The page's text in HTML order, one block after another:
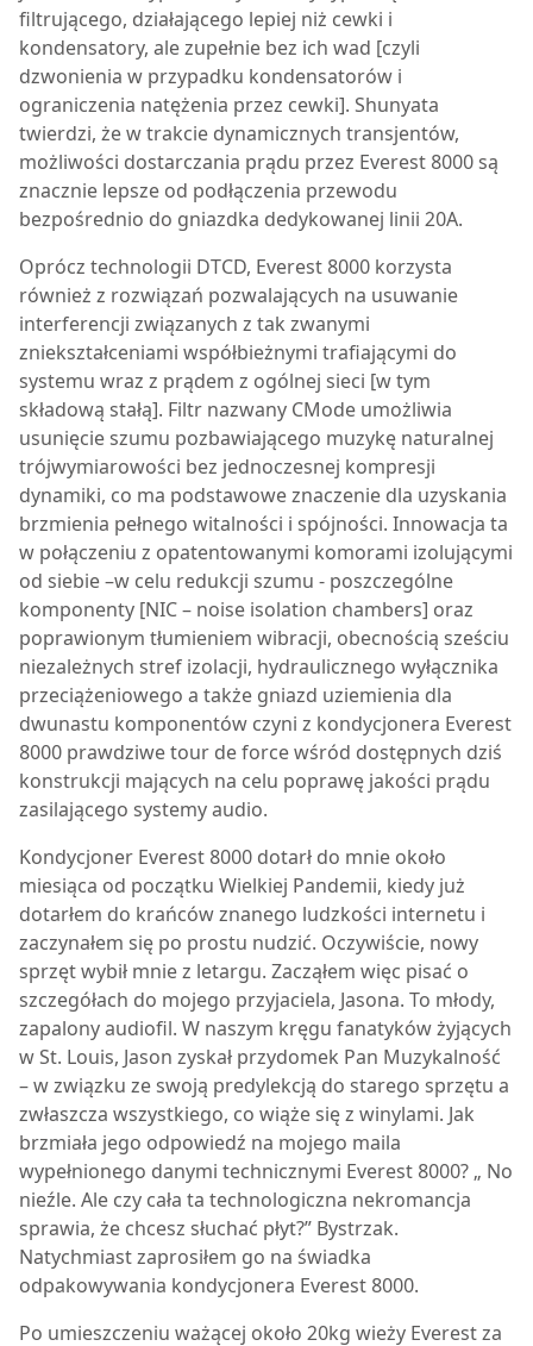
filtrującego, działającego lepiej niż cewki i
kondensatory, ale zupełnie bez ich wad [czyli
dzwonienia w przypadku kondensatorów i
ograniczenia natężenia przez cewki]. Shunyata
twierdzi, że w trakcie dynamicznych transjentów,
możliwości dostarczania prądu przez Everest 8000są
znacznie lepsze od podłączenia przewodu
bezpośrednio do gniazdka dedykowanej linii 20A.
Oprócz technologii DTCD, Everest 8000 korzysta
również z rozwiązań pozwalających na usuwanie
interferencji związanych z tak zwanymi
zniekształceniami współbieżnymi trafiającymi do
systemu wraz z prądem z ogólnej sieci [w tym
składową stałą]. Filtr nazwany CMode umożliwia
usunięcie szumu pozbawiającego muzykę naturalnej
trójwymiarowości bez jednoczesnej kompresji
dynamiki, co ma podstawowe znaczenie dla uzyskania
brzmienia pełnego witalności i spójności. Innowacja ta
w połączeniu z opatentowanymi komorami izolującymi
od siebie –w celu redukcji szumu - poszczególne
komponenty [NIC – noise isolation chambers] oraz
poprawionym tłumieniem wibracji, obecnością sześciu
niezależnych stref izolacji, hydraulicznego wyłącznika
przeciążeniowego a także gniazd uziemienia dla
dwunastu komponentów czyni z kondycjonera Everest
8000 prawdziwe tour de force wśród dostępnych dziś
konstrukcji mających na celu poprawę jakości prądu
zasilającego systemy audio.
Kondycjoner Everest 8000 dotarł do mnie około
miesiąca od początku Wielkiej Pandemii, kiedy już
dotarłem do krańców znanego ludzkości internetu i
zaczynałem się po prostu nudzić. Oczywiście, nowy
sprzęt wybił mnie z letargu. Zacząłem więc pisać o
szczegółach do mojego przyjaciela, Jasona. To młody,
zapalony audiofil. W naszym kręgu fanatyków żyjących
w St. Louis, Jason zyskał przydomek Pan Muzykalność
– w związku ze swoją predylekcją do starego sprzętu a
zwłaszcza wszystkiego, co wiąże się z winylami. Jak
brzmiała jego odpowiedź na mojego maila
wypełnionego danymi technicznymi Everest 8000? „ No
nieźle. Ale czy cała ta technologiczna nekromancja
sprawia, że chcesz słuchać płyt?” Bystrzak.
Natychmiast zaprosiłem go na świadka
odpakowywania kondycjonera Everest 8000.
Po umieszczeniu ważącej około 20kg wieży Everest za